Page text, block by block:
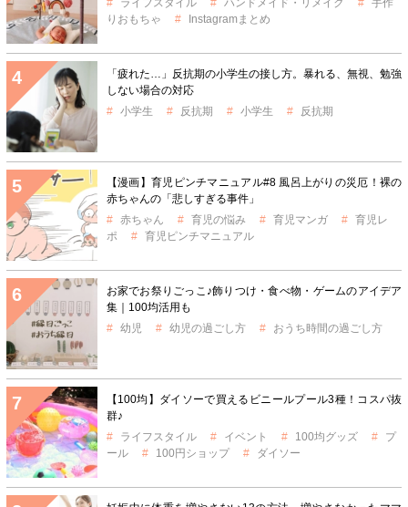
ライフスタイル
ハンドメイド・リメイク
手作
りおもちゃ
Instagramまとめ
「疲れた…」反抗期の小学生の接し方。暴れる、無視、勉強
しない場合の対応
小学生
反抗期 小学生 反抗期
【漫画】育児ピンチマニュアル#8 風呂上がりの災厄！裸の
赤ちゃんの「悲しすぎる事件」
赤ちゃん
育児の悩み 育児マンガ
育児レ
ポ
育児ピンチマニュアル
お家でお祭りごっこ♪飾りつけ・食べ物・ゲームのアイデア
集｜100均活用も
幼児
幼児の過ごし方 おうち時間の過ごし方
【100均】ダイソーで買えるビニールプール3種！コスパ抜
群♪
ライフスタイル
イベント 100均グッズ
プ
ール
100円ショップ ダイソー